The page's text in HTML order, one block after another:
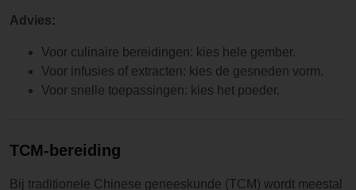
Advies:
Voor culinaire bereidingen: kies hele gember.
Voor infusies of extracten: kies de gesneden vorm.
Voor snelle toepassingen: kies het poeder.
TCM-bereiding
Bij traditionele Chinese geneeskunde (TCM) wordt meestal